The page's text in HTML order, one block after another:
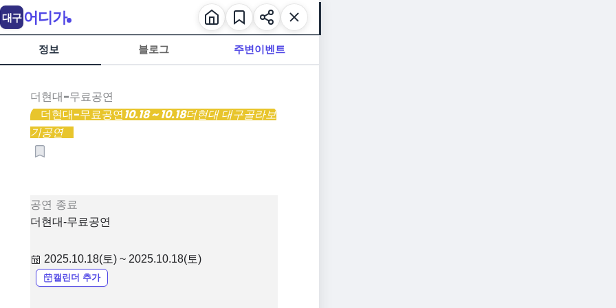
정보 블로그 주변이벤트
더현대-무료공연
더현대-무료공연10.18 ~ 10.18더현대 대구골라보
기공연
공연 종료
더현대-무료공연
2025.10.18(토) ~ 2025.10.18(토)
캘린더 추가
대구 어디가